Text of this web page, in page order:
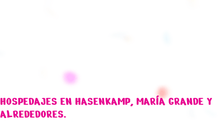
HOSPEDAJES EN HASENKAMP, MARÍA GRANDE Y
ALREDEDORES.